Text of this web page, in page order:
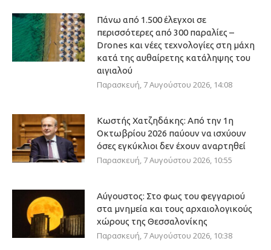
Πάνω από 1.500 έλεγχοι σε
περισσότερες από 300 παραλίες –
Drones και νέες τεχνολογίες στη μάχη
κατά της αυθαίρετης κατάληψης του
αιγιαλού
Παρασκευή, 7 Αυγούστου 2026, 14:08
Κωστής Χατζηδάκης: Από την 1η
Οκτωβρίου 2026 παύουν να ισχύουν
όσες εγκύκλιοι δεν έχουν αναρτηθεί
Παρασκευή, 7 Αυγούστου 2026, 10:55
Αύγουστος: Στο φως του φεγγαριού
στα μνημεία και τους αρχαιολογικούς
χώρους της Θεσσαλονίκης
Παρασκευή, 7 Αυγούστου 2026, 10:38